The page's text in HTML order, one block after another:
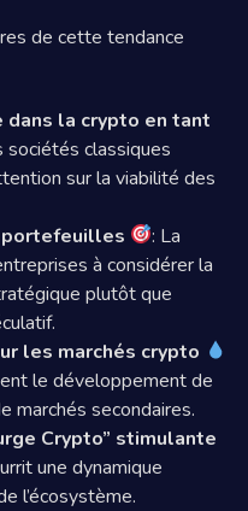
de cette tendance
dans la crypto en tant
sociétés classiques
sur la viabilité des
portefeuilles
: La
à considérer la
plutôt que
les marchés crypto
le développement de
marchés secondaires.
Crypto” stimulante
une dynamique
l’écosystème.